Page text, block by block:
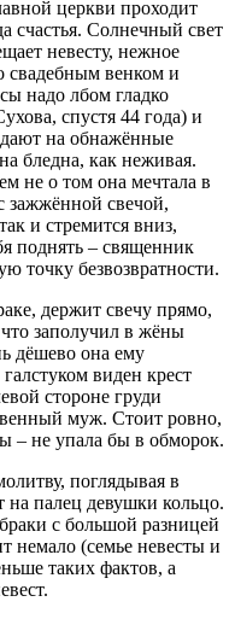
церкви проходит
счастья. Солнечный свет
невесту, нежное
свадебным венком и
надо лбом гладко
спустя 44 года) и
на обнажённые
бледна, как неживая.
не о том она мечтала в
зажжённой свечой,
и стремится вниз,
поднять – священник
точку безвозвратности.
держит свечу прямо,
заполучил в жёны
дёшево она ему
виден крест
стороне груди
муж. Стоит ровно,
– не упала бы в обморок.
поглядывая в
на палец девушки кольцо.
с большой разницей
немало (семье невесты и
таких фактов, а